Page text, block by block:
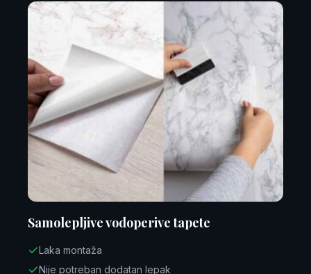
Samolepljive vodoperive tapete
Laka montaža
Nije potreban dodatan lepak